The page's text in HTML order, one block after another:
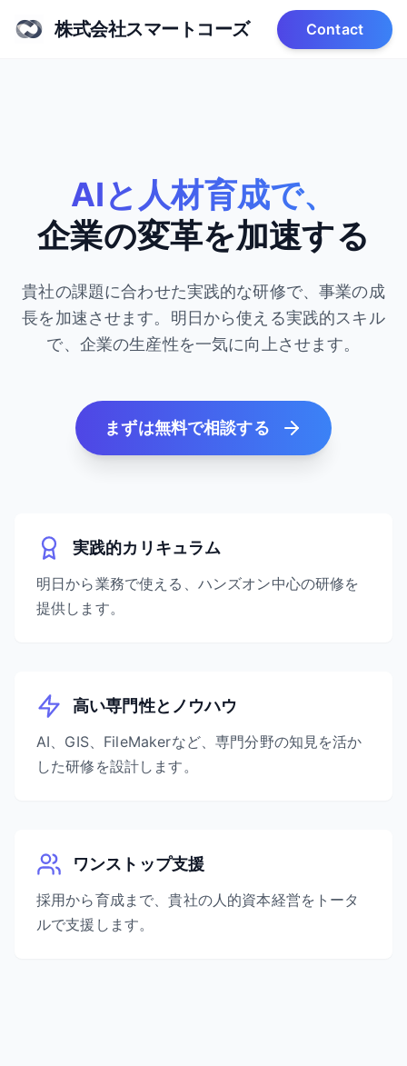
株式会社スマートコーズ Contact
AIと人材育成で、
企業の変革を加速する
貴社の課題に合わせた実践的な研修で、事業の成
長を加速させます。 明日から使える実践的スキル
で、企業の生産性を一気に向上させます。
まずは無料で相談する
実践的カリキュラム
明日から業務で使える、ハンズオン中心の研修を
提供します。
高い専門性とノウハウ
AI、GIS、FileMakerなど、専門分野の知見を活か
した研修を設計します。
ワンストップ支援
採用から育成まで、貴社の人的資本経営をトータ
ルで支援します。